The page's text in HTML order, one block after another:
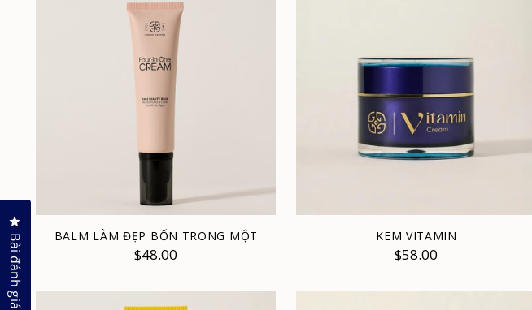
BALM LÀM ĐẸP BỐN TRONG MỘT
$48.00
KEM VITAMIN
$58.00
Bài đánh giá
Nhấp để mở hộp thoại đánh giá